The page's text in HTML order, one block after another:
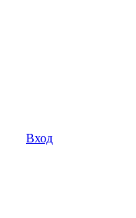
Вход